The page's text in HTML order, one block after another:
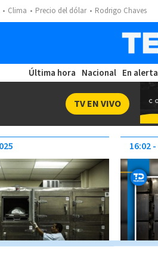
Clima Precio del dólar Rodrigo Chaves
Última hora Nacional En alerta
TV EN VIVO
16:02